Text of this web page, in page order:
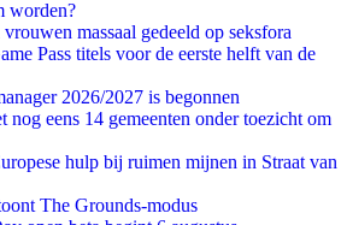
worden?
massaal gedeeld op seksfora
Pass titels voor de eerste helft van de
2026/2027 is begonnen
nog eens 14 gemeenten onder toezicht om
hulp bij ruimen mijnen in Straat van
The Grounds-modus